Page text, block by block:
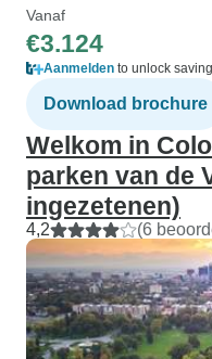
Vanaf
€3.124
Aanmelden to unlock
Download brochure
Welkom in
parken van de
ingezetenen)
4,2 (6